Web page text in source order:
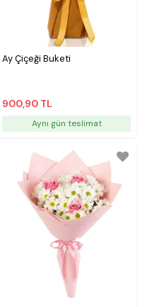
Ay Çiçeği Buketi
900,90 TL
Aynı gün teslimat